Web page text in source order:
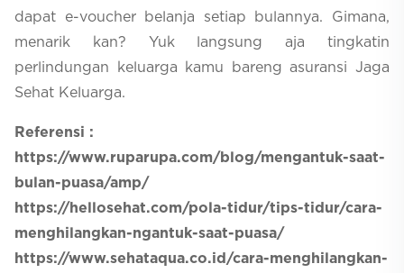
dapat e-voucher belanja setiap bulannya. Gimana,
menarik kan? Yuk langsung aja tingkatin
perlindungan keluarga kamu bareng asuransi Jaga
Sehat Keluarga.
Referensi :
https://www.ruparupa.com/blog/mengantuk-saat-
bulan-puasa/amp/
https://hellosehat.com/pola-tidur/tips-tidur/cara-
menghilangkan-ngantuk-saat-puasa/
https://www.sehataqua.co.id/cara-menghilangkan-